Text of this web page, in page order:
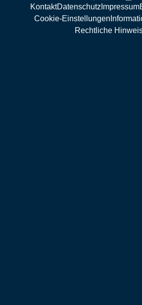
KontaktDatenschutz Impressum
Cookie-Einstellungen
Rechtliche